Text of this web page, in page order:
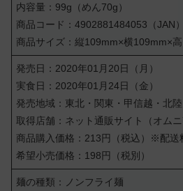
内容量：99g（めん70g）
商品コード：4902881484053（JAN）
商品サイズ：縦109mm×横109mm×
発売日：2020年01月20日（月）
実食日：2020年01月24日（金）
発売地域：東北・関東・甲信越・北
取得店舗：ネット通販サイト（オムニ
商品購入価格：213円（税込）※配送
希望小売価格：198円（税別）
麺の種類：ノンフライ麺